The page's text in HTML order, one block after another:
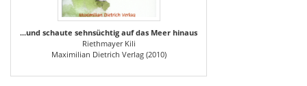
...und schaute sehnsüchtig auf das Meer hinaus
Riethmayer Kili
Maximilian Dietrich Verlag (2010)